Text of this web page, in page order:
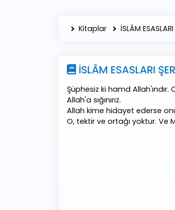
Kitaplar İSLÂM ESASLARI
İSLÂM ESASLARI
Şüphesiz ki hamd
Allah'a sığınırız.
Allah kime hidayet ederse
O, tektir ve ortağı yoktur.